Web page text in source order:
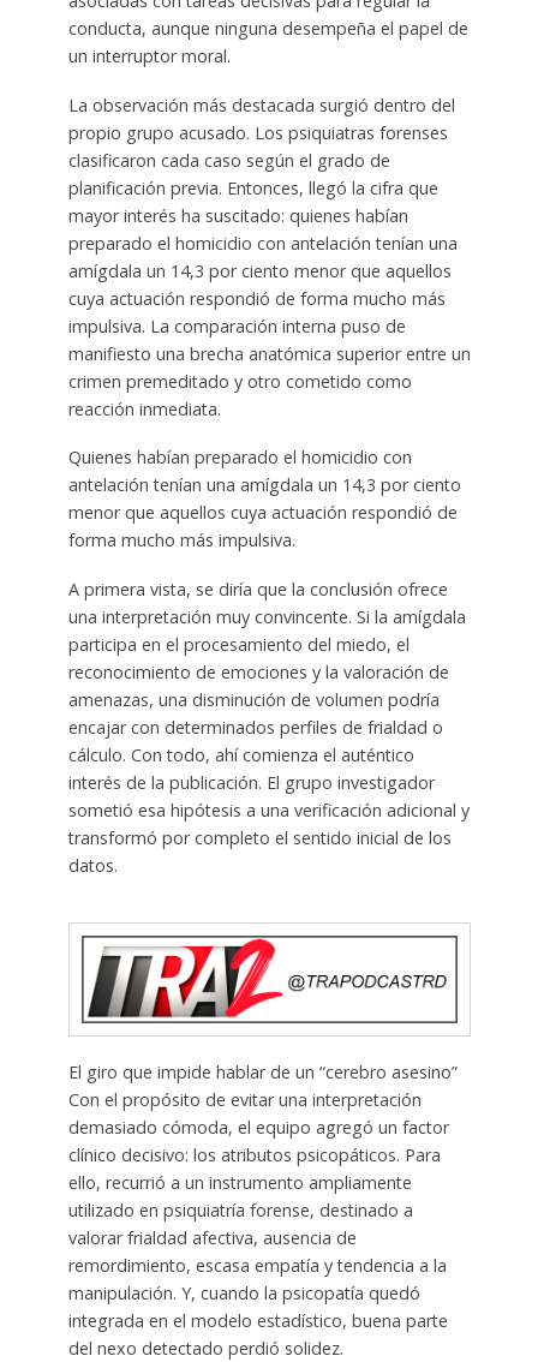
conducta, aunque ninguna desempeña el papel de
un interruptor moral.
La observación más destacada surgió dentro del
propio grupo acusado. Los psiquiatras forenses
clasificaron cada caso según el grado de
planificación previa. Entonces, llegó la cifra que
mayor interés ha suscitado: quienes habían
preparado el homicidio con antelación tenían una
amígdala un 14,3 por ciento menor que aquellos
cuya actuación respondió de forma mucho más
impulsiva. La comparación interna puso de
manifiesto una brecha anatómica superior entre un
crimen premeditado y otro cometido como
reacción inmediata.
Quienes habían preparado el homicidio con
antelación tenían una amígdala un 14,3 por ciento
menor que aquellos cuya actuación respondió de
forma mucho más impulsiva.
A primera vista, se diría que la conclusión ofrece
una interpretación muy convincente. Si la amígdala
participa en el procesamiento del miedo, el
reconocimiento de emociones y la valoración de
amenazas, una disminución de volumen podría
encajar con determinados perfiles de frialdad o
cálculo. Con todo, ahí comienza el auténtico
interés de la publicación. El grupo investigador
sometió esa hipótesis a una verificación adicional y
transformó por completo el sentido inicial de los
datos.
El giro que impide hablar de un “cerebro asesino”
Con el propósito de evitar una interpretación
demasiado cómoda, el equipo agregó un factor
clínico decisivo: los atributos psicopáticos. Para
ello, recurrió a un instrumento ampliamente
utilizado en psiquiatría forense, destinado a
valorar frialdad afectiva, ausencia de
remordimiento, escasa empatía y tendencia a la
manipulación. Y, cuando la psicopatía quedó
integrada en el modelo estadístico, buena parte
del nexo detectado perdió solidez.